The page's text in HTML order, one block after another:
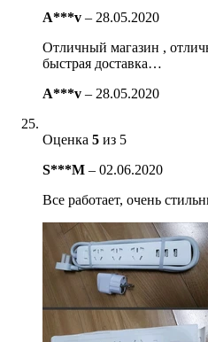
A***v – 28.05.2020
Отличный магазин ,
быстрая доставка…
A***v – 28.05.2020
Оценка 5 из 5
S***M – 02.06.2020
Все работает, очень